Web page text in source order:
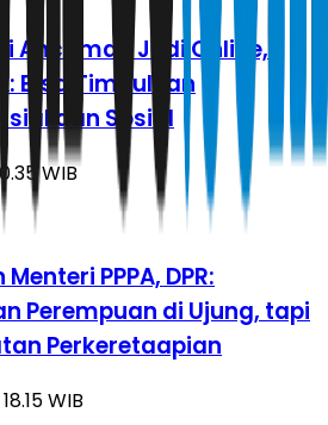
Ancaman Judi Online,
Bisa Timbulkan
dan Sosial
WIB
PPPA, DPR:
Perempuan di Ujung, tapi
Perkeretaapian
WIB